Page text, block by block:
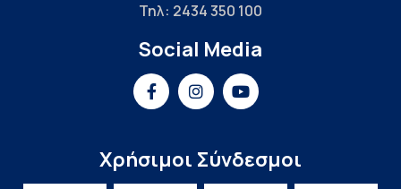
Τηλ: 2434 350 100
Social Media
Χρήσιμοι Σύνδεσμοι